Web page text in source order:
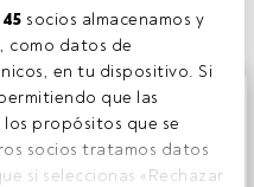
45 socios almacenamos y
como datos de
en tu dispositivo. Si
que las
propósitos que se
socios tratamos datos
si seleccionas «Rechazar
los usuarios registrados
accede desde el
te invitamos a
universo que ofrece